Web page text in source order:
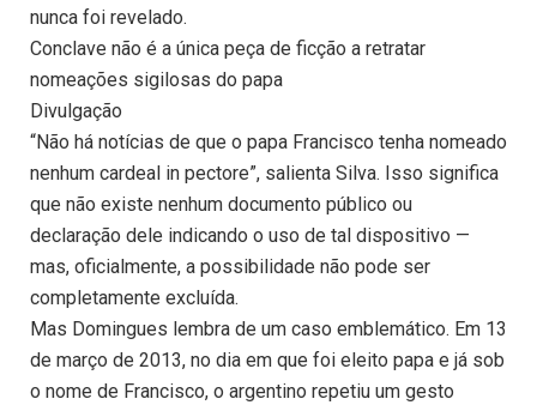
nunca foi revelado.
Conclave não é a única peça de ficção a retratar
nomeações sigilosas do papa
Divulgação
“Não há notícias de que o papa Francisco tenha nomeado
nenhum cardeal in pectore”, salienta Silva. Isso significa
que não existe nenhum documento público ou
declaração dele indicando o uso de tal dispositivo —
mas, oficialmente, a possibilidade não pode ser
completamente excluída.
Mas Domingues lembra de um caso emblemático. Em 13
de março de 2013, no dia em que foi eleito papa e já sob
o nome de Francisco, o argentino repetiu um gesto